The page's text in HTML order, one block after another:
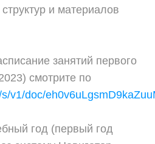
и материалов
занятий первого
смотрите по
v1/doc/
год (первый год